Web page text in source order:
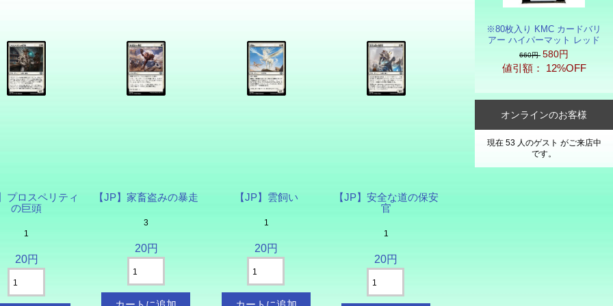
プロスペリティ
の巨頭
1
20円
【JP】家畜盗みの暴走
3
20円
【JP】雲飼い
1
20円
【JP】安全な道の保安
官
1
20円
※80枚入り KMC カードバリ
アー ハイパーマット レッド
660円 580円
値引額： 12%OFF
オンラインのお客様
現在 53 人のゲスト がご来店中
です。